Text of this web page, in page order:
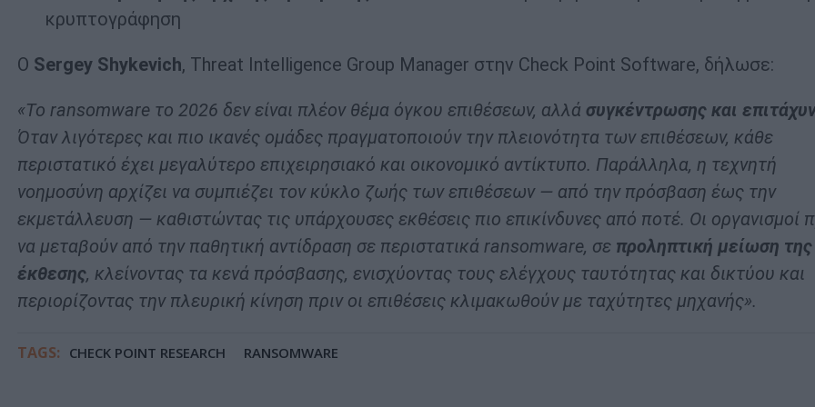
κρυπτογράφηση
Ο Sergey Shykevich, Threat Intelligence Group Manager στην Check Point Software, δήλωσε:
«Το ransomware το 2026 δεν είναι πλέον θέμα όγκου επιθέσεων, αλλά συγκέντρωσης και
Όταν λιγότερες και πιο ικανές ομάδες πραγματοποιούν την πλειονότητα των επιθέσεων, κάθε
περιστατικό έχει μεγαλύτερο επιχειρησιακό και οικονομικό αντίκτυπο. Παράλληλα, η τεχνητή
νοημοσύνη αρχίζει να συμπιέζει τον κύκλο ζωής των επιθέσεων — από την πρόσβαση έως την
εκμετάλλευση — καθιστώντας τις υπάρχουσες εκθέσεις πιο επικίνδυνες από ποτέ. Οι οργανισμοί
να μεταβούν από την παθητική αντίδραση σε περιστατικά ransomware, σε προληπτική μείωση της
έκθεσης, κλείνοντας τα κενά πρόσβασης, ενισχύοντας τους ελέγχους ταυτότητας και δικτύου και
περιορίζοντας την πλευρική κίνηση πριν οι επιθέσεις κλιμακωθούν με ταχύτητες μηχανής».
TAGS: CHECK POINT RESEARCH RANSOMWARE